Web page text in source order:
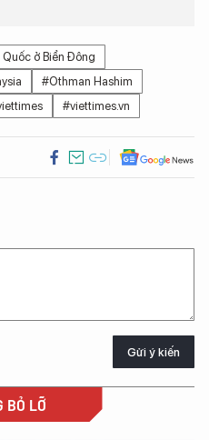
ở Biển Đông
#Othman Hashim
#viettimes.vn
Gửi ý kiến
BỎ LỠ